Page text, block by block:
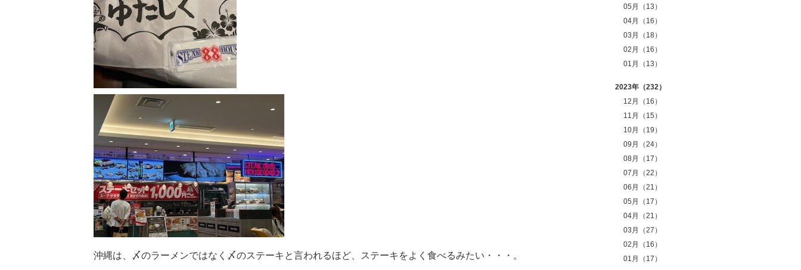
沖縄は、〆のラーメンではなく〆のステーキと言われるほど、ステーキをよく食べるみたい・・・。
05月（13）
04月（16）
03月（18）
02月（16）
01月（13）
2023年（232）
12月（16）
11月（15）
10月（19）
09月（24）
08月（17）
07月（22）
06月（21）
05月（17）
04月（21）
03月（27）
02月（16）
01月（17）